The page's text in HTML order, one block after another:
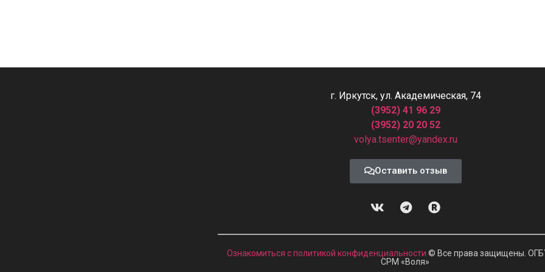
г. Иркутск, ул. Академическая, 74
(3952) 41 96 29
(3952) 20 20 52
volya.tsenter@yandex.ru
Оставить отзыв
Ознакомиться с политикой конфиденциальности© Все права защищены.
СРМ «Воля»